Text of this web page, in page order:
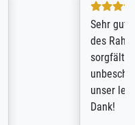
und
sehr
so dass es
Es wird nicht
Vielen